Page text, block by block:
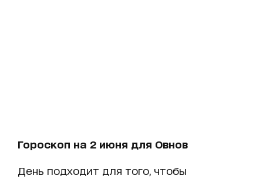
Гороскоп на 2 июня для Овнов
День подходит для того, чтобы